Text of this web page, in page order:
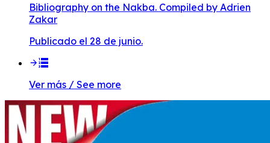
Bibliography on the Nakba. Compiled by Adrien
Zakar
Publicado el 28 de junio.
Ver más / See more